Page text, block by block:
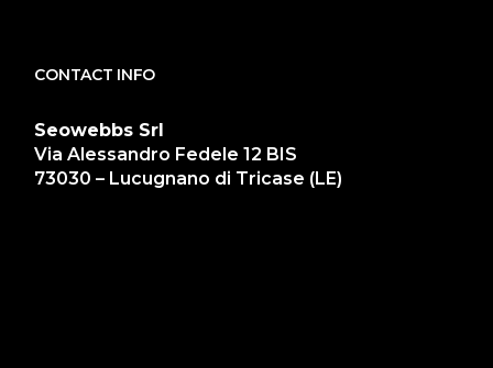
CONTACT INFO
Seowebbs Srl
Via Alessandro Fedele 12 BIS
73030 – Lucugnano di Tricase (LE)